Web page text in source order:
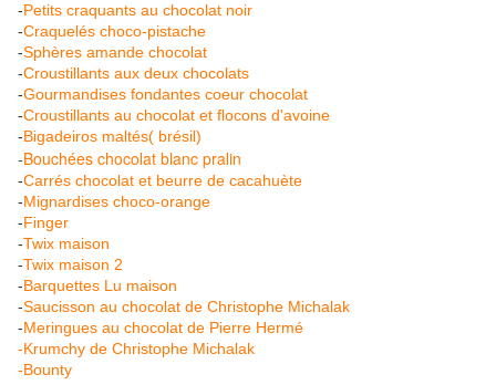
-Petits craquants au chocolat noir
-Craquelés choco-pistache
-Sphères amande chocolat
-Croustillants aux deux chocolats
-Gourmandises fondantes coeur chocolat
-Croustillants au chocolat et flocons d'avoine
-Bigadeiros maltés( brésil)
-Bouchées chocolat blanc pralin
-Carrés chocolat et beurre de cacahuète
-Mignardises choco-orange
-Finger
-Twix maison
-Twix maison 2
-Barquettes Lu maison
-Saucisson au chocolat de Christophe Michalak
-Meringues au chocolat de Pierre Hermé
-Krumchy de Christophe Michalak
-Bounty